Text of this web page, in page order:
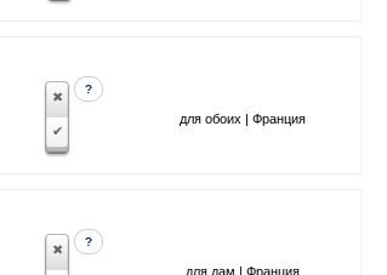
?
для обоих | Франция
?
для дам | Франция